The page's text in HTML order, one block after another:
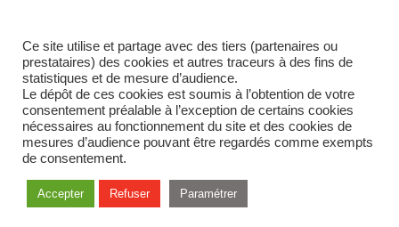
Ce site utilise et partage avec des tiers (partenaires ou
prestataires) des cookies et autres traceurs à des fins de
statistiques et de mesure d’audience.
Le dépôt de ces cookies est soumis à l’obtention de votre
consentement préalable à l’exception de certains cookies
nécessaires au fonctionnement du site et des cookies de
mesures d’audience pouvant être regardés comme exempts
de consentement.
Accepter Refuser Paramétrer